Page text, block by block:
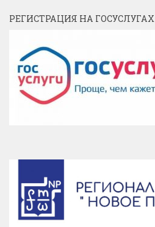
РЕГИСТРАЦИЯ НА ГОСУСЛУГАХ